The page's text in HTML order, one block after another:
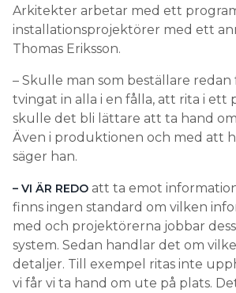
Arkitekter arbetar med ett
installationsprojektörer med ett
Thomas Eriksson.
– Skulle man som beställare redan
tvingat in alla i en fålla, att rita i ett
skulle det bli lättare att ta hand
Även i produktionen och med att
säger han.
– VI ÄR REDO att ta emot
finns ingen standard om vilken
med och projektörerna jobbar
system. Sedan handlar det om
detaljer. Till exempel ritas inte
vi får vi ta hand om ute på plats.